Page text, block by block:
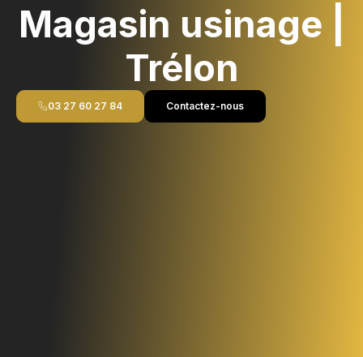
Magasin usinage |
Trélon
03 27 60 27 84 Contactez-nous